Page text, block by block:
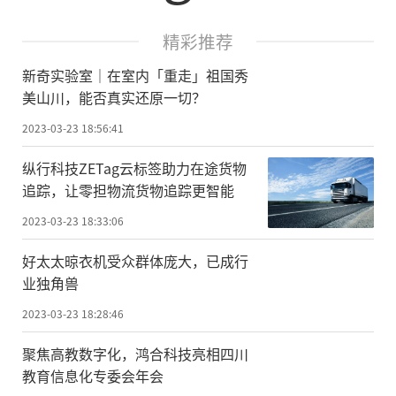
精彩推荐
新奇实验室｜在室内「重走」祖国秀
美山川，能否真实还原一切？
2023-03-23 18:56:41
纵行科技ZETag云标签助力在途货物
追踪，让零担物流货物追踪更智能
2023-03-23 18:33:06
好太太晾衣机受众群体庞大，已成行
业独角兽
2023-03-23 18:28:46
聚焦高教数字化，鸿合科技亮相四川
教育信息化专委会年会